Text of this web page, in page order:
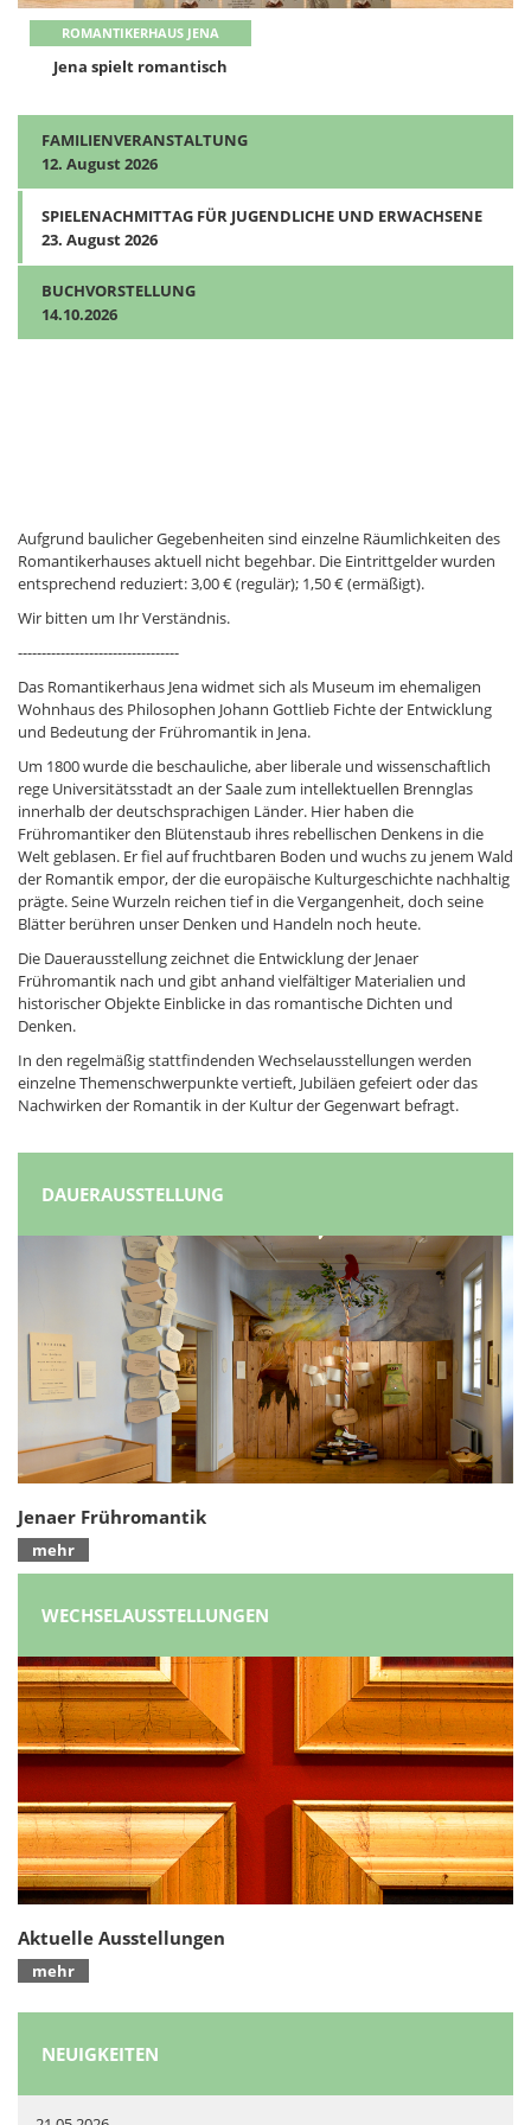
ROMANTIKERHAUS JENA
Das flüchtige Ich
ROMANTIKERHAUS JENA
Jena spielt romantisch
ROMANTIKERHAUS JENA
Der Reisende - Georg Forster und die Entdeckung der
Menschlichkeit
FAMILIENVERANSTALTUNG
12. August 2026
SPIELENACHMITTAG FÜR JUGENDLICHE UND ERWACHSENE
23. August 2026
BUCHVORSTELLUNG
14.10.2026
Aufgrund baulicher Gegebenheiten sind einzelne Räumlichkeiten des
Romantikerhauses aktuell nicht begehbar. Die Eintrittgelder wurden
entsprechend reduziert: 3,00 € (regulär); 1,50 € (ermäßigt).
Wir bitten um Ihr Verständnis.
----------------------------------
Das Romantikerhaus Jena widmet sich als Museum im ehemaligen
Wohnhaus des Philosophen Johann Gottlieb Fichte der Entwicklung
und Bedeutung der Frühromantik in Jena.
Um 1800 wurde die beschauliche, aber liberale und wissenschaftlich
rege Universitätsstadt an der Saale zum intellektuellen Brennglas
innerhalb der deutschsprachigen Länder. Hier haben die
Frühromantiker den Blütenstaub ihres rebellischen Denkens in die
Welt geblasen. Er fiel auf fruchtbaren Boden und wuchs zu jenem Wald
der Romantik empor, der die europäische Kulturgeschichte nachhaltig
prägte. Seine Wurzeln reichen tief in die Vergangenheit, doch seine
Blätter berühren unser Denken und Handeln noch heute.
Die Dauerausstellung zeichnet die Entwicklung der Jenaer
Frühromantik nach und gibt anhand vielfältiger Materialien und
historischer Objekte Einblicke in das romantische Dichten und
Denken.
In den regelmäßig stattfindenden Wechselausstellungen werden
einzelne Themenschwerpunkte vertieft, Jubiläen gefeiert oder das
Nachwirken der Romantik in der Kultur der Gegenwart befragt.
DAUERAUSSTELLUNG
Jenaer Frühromantik
mehr
WECHSELAUSSTELLUNGEN
Aktuelle Ausstellungen
mehr
NEUIGKEITEN